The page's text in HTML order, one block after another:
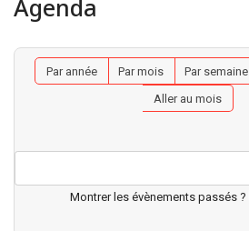
Agenda
Par année Par mois Par semaine
Aller au mois
Montrer les évènements passés ?